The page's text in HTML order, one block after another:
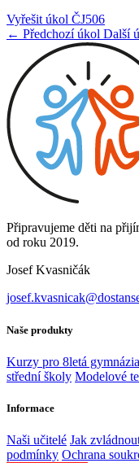
Vyřešit úkol ČJ506
← Předchozí úkol Další
Připravujeme děti na
od roku 2019.
Josef Kvasničák
Naše produkty
Kurzy pro 8letá gymnázia
střední školy Modelové
Informace
Naši učitelé Jak
podmínky Ochrana